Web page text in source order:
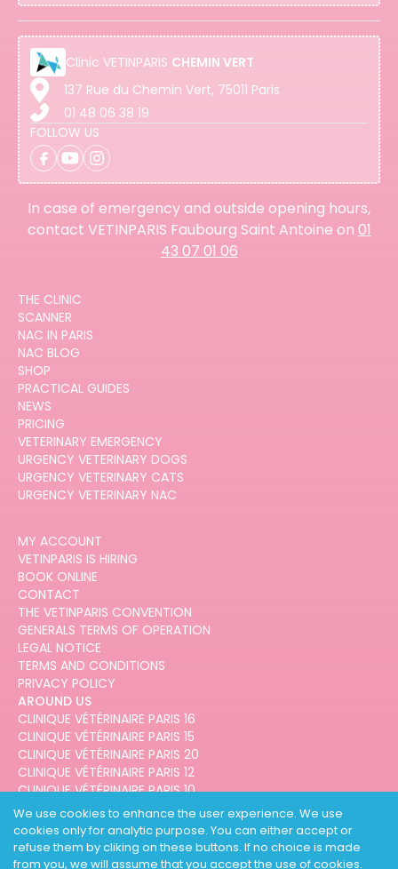
We use cookies to enhance the user experience. We use
cookies only for analytic purpose. You can either accept or
refuse them by cliking on these buttons. If no choice is made
from you, we will assume that you accept the use of cookies.
Clinic VETINPARIS CHEMIN VERT
137 Rue du Chemin Vert, 75011 Paris
01 48 06 38 19
FOLLOW US
In case of emergency and outside opening hours,
contact VETINPARIS Faubourg Saint Antoine on 01
43 07 01 06
THE CLINIC
SCANNER
NAC IN PARIS
NAC BLOG
SHOP
PRACTICAL GUIDES
NEWS
PRICING
VETERINARY EMERGENCY
URGENCY VETERINARY DOGS
URGENCY VETERINARY CATS
URGENCY VETERINARY NAC
MY ACCOUNT
VETINPARIS IS HIRING
BOOK ONLINE
CONTACT
THE VETINPARIS CONVENTION
GENERALS TERMS OF OPERATION
LEGAL NOTICE
TERMS AND CONDITIONS
PRIVACY POLICY
AROUND US
CLINIQUE VÉTÉRINAIRE PARIS 16
CLINIQUE VÉTÉRINAIRE PARIS 15
CLINIQUE VÉTÉRINAIRE PARIS 20
CLINIQUE VÉTÉRINAIRE PARIS 12
CLINIQUE VÉTÉRINAIRE PARIS 10
CLINIQUE VÉTÉRINAIRE PARIS 3